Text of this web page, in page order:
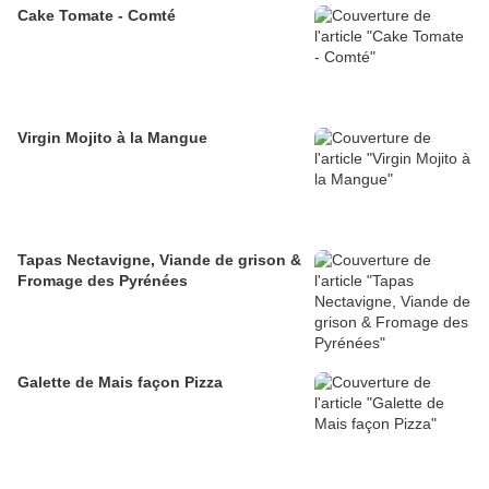
Cake Tomate - Comté
Virgin Mojito à la Mangue
Tapas Nectavigne, Viande de grison &
Fromage des Pyrénées
Galette de Mais façon Pizza